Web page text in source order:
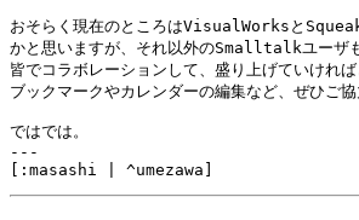
おそらく現在のところはVisualWorksと
かと思いますが、それ以外のSmalltalkユーザも
皆でコラボレーションして、盛り上げていければ
ブックマークやカレンダーの編集など、ぜひご協
ではでは。
---